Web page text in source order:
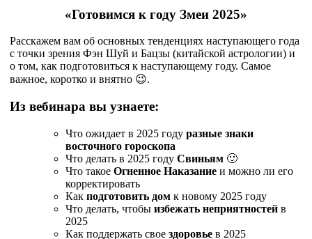
«Готовимся к году Змеи 2025»
Расскажем вам об основных тенденциях наступающего года
с точки зрения Фэн Шуй и Бацзы (китайской астрологии) и
о том, как подготовиться к наступающему году. Самое
важное, коротко и внятно 😉.
Из вебинара вы узнаете:
Что ожидает в 2025 году разные знаки
восточного гороскопа
Что делать в 2025 году Свиньям 🙂
Что такое Огненное Наказание и можно ли его
корректировать
Как подготовить дом к новому 2025 году
Что делать, чтобы избежать неприятностей в
2025
Как поддержать свое здоровье в 2025